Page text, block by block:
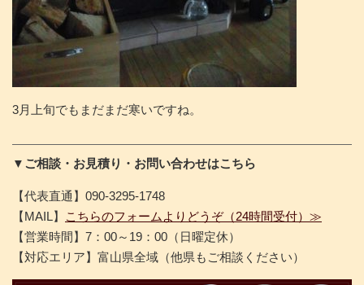
3月上旬でもまだまだ寒いですね。
▼ご相談・お見積り・お問い合わせはこちら
【代表直通】090-3295-1748
【MAIL】
こちらのフォームよりどうぞ（24時間受付）≫
【営業時間】7：00～19：00（日曜定休）
【対応エリア】富山県全域（他県もご相談ください）